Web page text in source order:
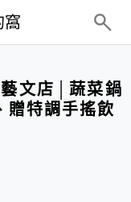
窩
文店│蔬菜鍋
贈特調手搖飲